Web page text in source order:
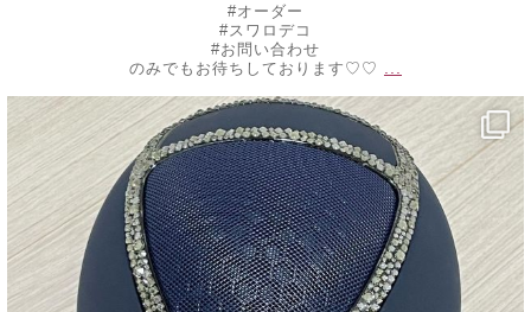
#オーダー
#スワロデコ
#お問い合わせ
のみでもお待ちしております♡♡
decojewelrymahalo
10月 20